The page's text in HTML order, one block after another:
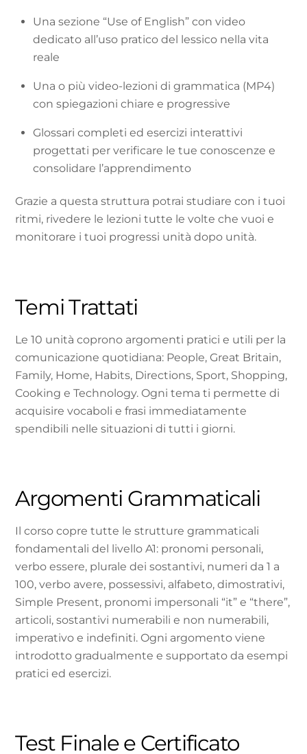
Una sezione “Use of English” con video
dedicato all’uso pratico del lessico nella vita
reale
Una o più video-lezioni di grammatica (MP4)
con spiegazioni chiare e progressive
Glossari completi ed esercizi interattivi
progettati per verificare le tue conoscenze e
consolidare l’apprendimento
Grazie a questa struttura potrai studiare con i tuoi
ritmi, rivedere le lezioni tutte le volte che vuoi e
monitorare i tuoi progressi unità dopo unità.
Temi Trattati
Le 10 unità coprono argomenti pratici e utili per la
comunicazione quotidiana: People, Great Britain,
Family, Home, Habits, Directions, Sport, Shopping,
Cooking e Technology. Ogni tema ti permette di
acquisire vocaboli e frasi immediatamente
spendibili nelle situazioni di tutti i giorni.
Argomenti Grammaticali
Il corso copre tutte le strutture grammaticali
fondamentali del livello A1: pronomi personali,
verbo essere, plurale dei sostantivi, numeri da 1 a
100, verbo avere, possessivi, alfabeto, dimostrativi,
Simple Present, pronomi impersonali “it” e “there”,
articoli, sostantivi numerabili e non numerabili,
imperativo e indefiniti. Ogni argomento viene
introdotto gradualmente e supportato da esempi
pratici ed esercizi.
Test Finale e Certificato